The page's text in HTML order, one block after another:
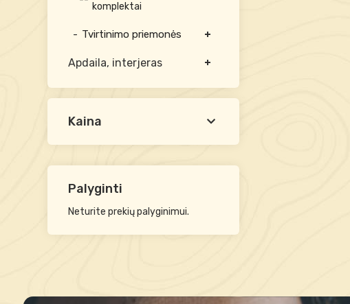
komplektai
Tvirtinimo priemonės
Apdaila, interjeras
Kaina
Palyginti
Neturite prekių palyginimui.